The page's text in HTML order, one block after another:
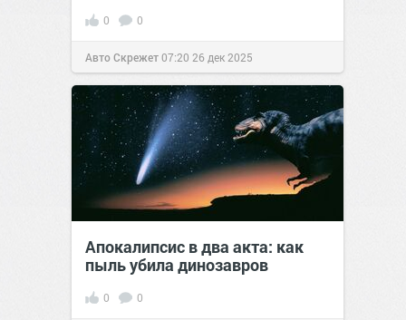
0 0
Авто Скрежет07:20 26 дек 2025
Апокалипсис в два акта: как
пыль убила динозавров
0 0